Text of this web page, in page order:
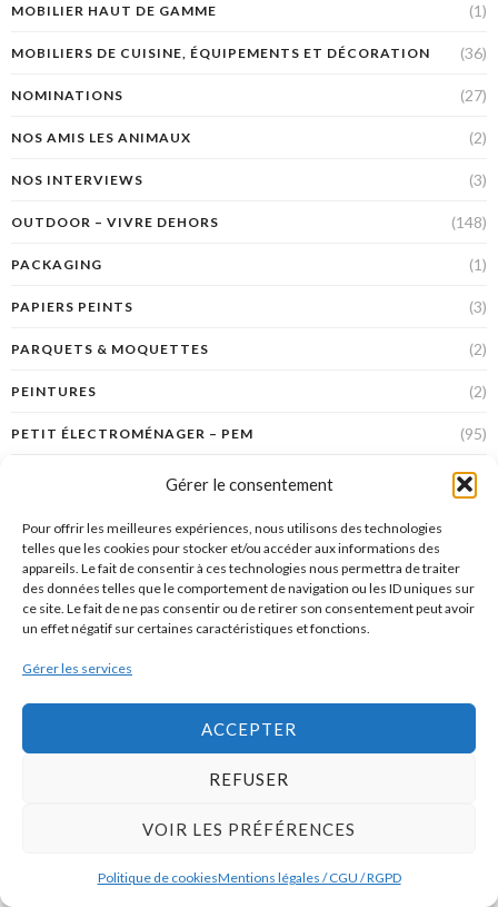
Gérer le consentement
Pour offrir les meilleures expériences, nous utilisons des technologies
telles que les cookies pour stocker et/ou accéder aux informations des
appareils. Le fait de consentir à ces technologies nous permettra de traiter
des données telles que le comportement de navigation ou les ID uniques sur
ce site. Le fait de ne pas consentir ou de retirer son consentement peut avoir
un effet négatif sur certaines caractéristiques et fonctions.
Gérer les services
ACCEPTER
REFUSER
VOIR LES PRÉFÉRENCES
Politique de cookiesMentions légales / CGU / RGPD
MOBILIER HAUT DE GAMME (1)
MOBILIERS DE CUISINE, ÉQUIPEMENTS ET DÉCORATION (36)
NOMINATIONS (27)
NOS AMIS LES ANIMAUX (2)
NOS INTERVIEWS (3)
OUTDOOR – VIVRE DEHORS (148)
PACKAGING (1)
PAPIERS PEINTS (3)
PARQUETS & MOQUETTES (2)
PEINTURES (2)
PETIT ÉLECTROMÉNAGER – PEM (95)
PETIT ÉLECTROMÉNAGER (PEM) POUR FAIRE LE MÉNAGE (11)
PORTRAITS DE DESIGNERS
POUBELLES (2)
REPAS NOMADES : BOUTEILLES, LUNCHBOX & CO.